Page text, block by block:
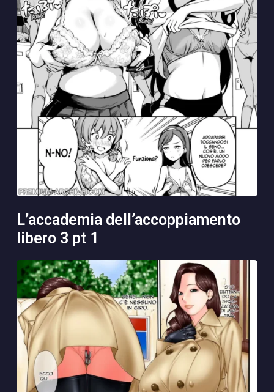
l’accademia dell’accoppiamento
libero 3 pt 1